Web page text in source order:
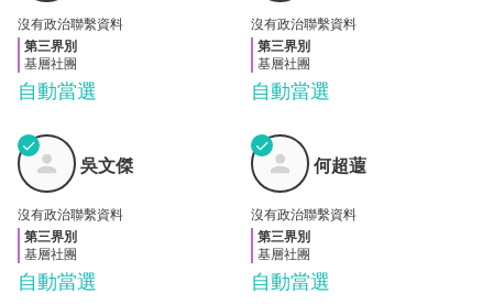
自動當選
沒有政治聯繫資料
第三界別
基層社團
自動當選
沒有政治聯繫資料
第三界別
基層社團
吳文
傑
✓
自動當選
吳文傑
沒有政治聯繫資料
第三界別
基層社團
何超
蕸
✓
自動當選
何超蕸
沒有政治聯繫資料
第三界別
基層社團